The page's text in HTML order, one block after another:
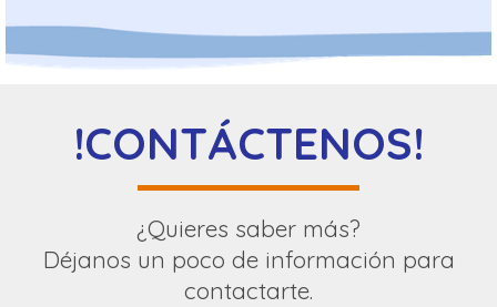
!CONTÁCTENOS!
¿Quieres saber más?
Déjanos un poco de información para
contactarte.